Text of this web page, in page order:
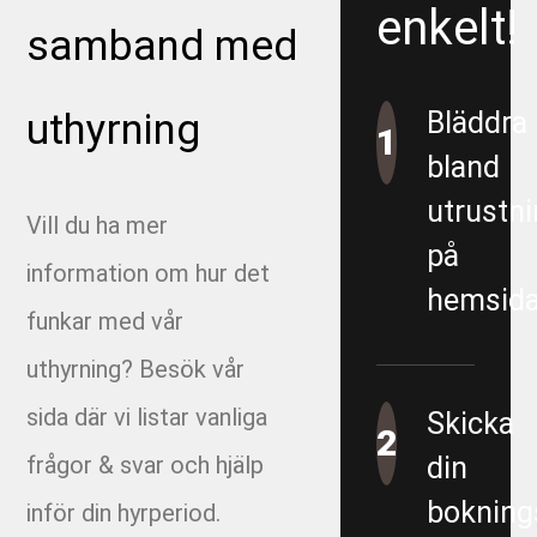
Proppning Dagvatten 800
1491-4-1 - VBG E01 Munkbrunn
1491-4-6 - VBG E01 Filmning
1491-4-8 - VBG E01 Filmning - E01 Garantiärenden
VA
1493-4-1 - VBG E03 Filmning/spolning Östra sidan
samband med
uthyrning
Vill du ha mer
information om hur det
funkar med vår
uthyrning? Besök vår
sida där vi listar vanliga
frågor & svar och hjälp
inför din hyrperiod.
enkelt!
1
Bläddra
bland
på
2
Skicka
din